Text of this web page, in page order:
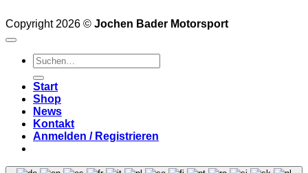
Copyright 2026 © Jochen Bader Motorsport
Suchen
nach:
Start
Shop
News
Kontakt
Anmelden / Registrieren